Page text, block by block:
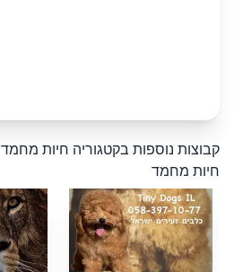
קבוצות נוספות בקטגוריה חיות מחמד
חיות מחמד